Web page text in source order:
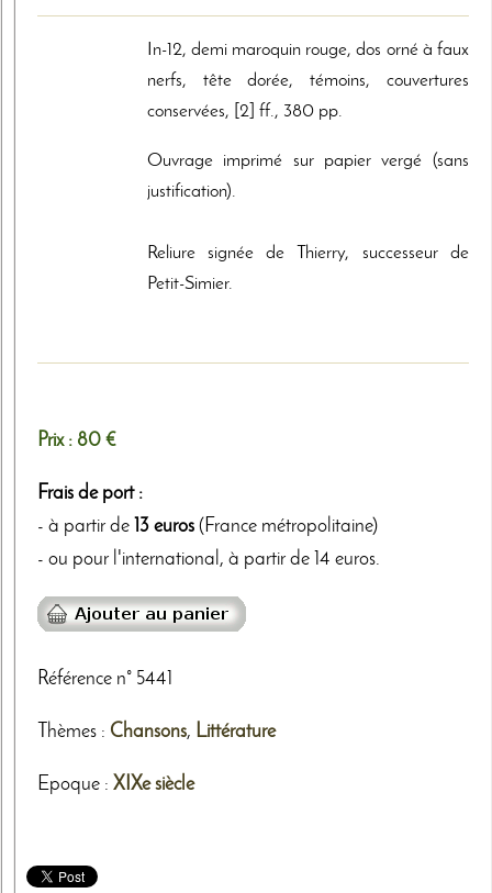
In-12, demi maroquin rouge, dos orné à faux
nerfs, tête dorée, témoins, couvertures
conservées, [2] ff., 380 pp.
Ouvrage imprimé sur papier vergé (sans
justification).
Reliure signée de Thierry, successeur de
Petit-Simier.
Prix : 80 €
Frais de port :
- à partir de 13 euros (France métropolitaine)
- ou pour l'international, à partir de 14 euros.
Référence n° 5441
Thèmes : Chansons, Littérature
Epoque : XIXe siècle